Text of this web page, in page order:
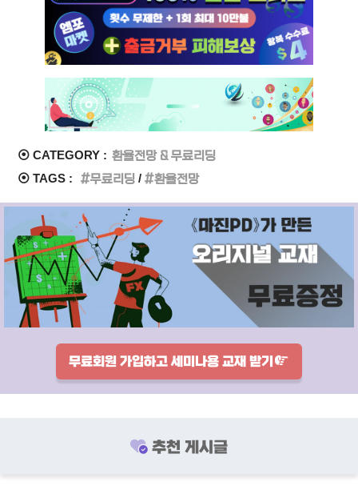
⦿ CATEGORY : 환율전망 & 무료리딩
⦿ TAGS : 무료리딩 환율전망
무료회원 가입하고 세미나용 교재 받기
추천 게시글